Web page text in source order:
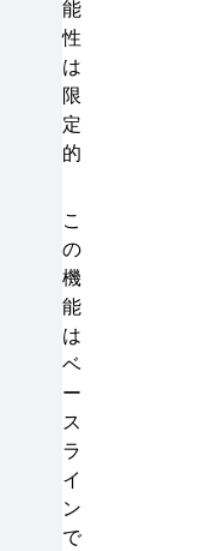
能
性
は
限
定
的
こ
の
機
能
は
ベ
ー
ス
ラ
イ
ン
で